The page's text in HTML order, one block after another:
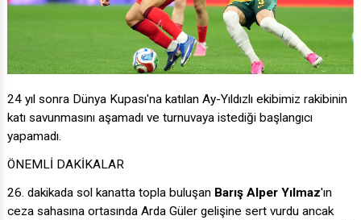
24 yıl sonra Dünya Kupası'na katılan Ay-Yıldızlı ekibimiz rakibinin
katı savunmasını aşamadı ve turnuvaya istediği başlangıcı
yapamadı.
ÖNEMLİ DAKİKALAR
26. dakikada sol kanatta topla buluşan Barış Alper Yılmaz'ın
ceza sahasına ortasında Arda Güler gelişine sert vurdu ancak